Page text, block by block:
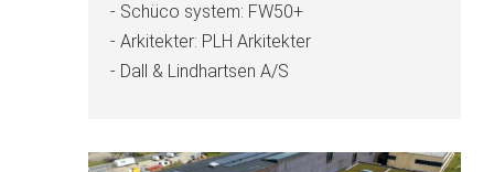
- Schüco system: FW50+
- Arkitekter: PLH Arkitekter
- Dall & Lindhartsen A/S